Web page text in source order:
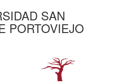
SAN
PORTOVIEJO